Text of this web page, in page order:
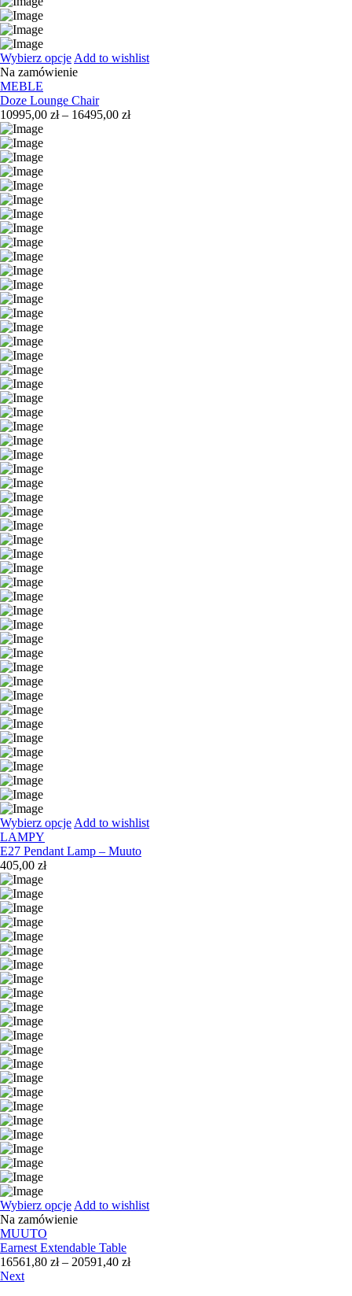
Wybierz opcje Add to wishlist
Na zamówienie
MEBLE
Doze Lounge Chair
10995,00 zł – 16495,00 złZakres
Wybierz opcje Add to wishlist
LAMPY
E27 Pendant Lamp – Muuto
405,00 zł
Wybierz opcje Add to wishlist
Na zamówienie
MUUTO
Earnest Extendable Table
16561,80 zł – 20591,40 złZakres
Next